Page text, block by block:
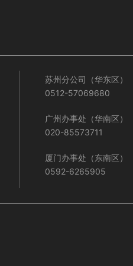
苏州分公司（华东区）
0512-57069680
广州办事处（华南区）
020-85573711
厦门办事处（东南区）
0592-6265905